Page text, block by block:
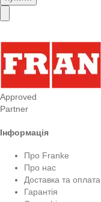
Approved
Partner
Інформація
Про Franke
Про нас
Доставка та оплата
Гарантія